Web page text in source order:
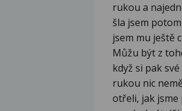
rukou a
šla jsem
jsem mu ještě
Můžu být z
když si pak
rukou nic
otřeli, jak jsme